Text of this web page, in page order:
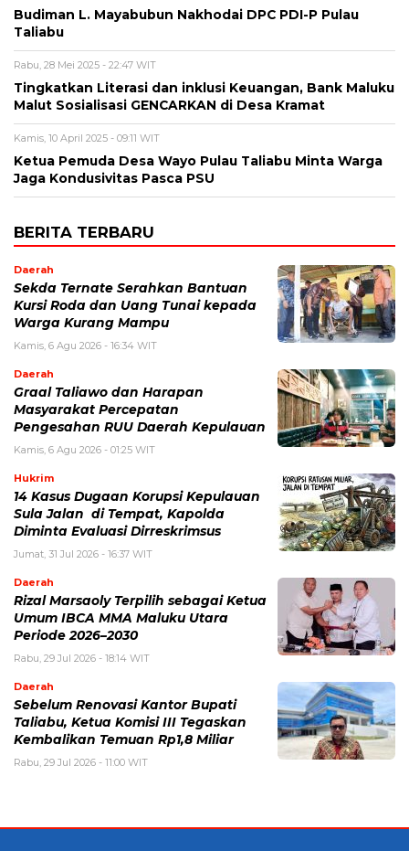
Budiman L. Mayabubun Nakhodai DPC PDI-P Pulau
Taliabu
Rabu, 28 Mei 2025 - 22:47 WIT
Tingkatkan Literasi dan inklusi Keuangan, Bank Maluku
Malut Sosialisasi GENCARKAN di Desa Kramat
Kamis, 10 April 2025 - 09:11 WIT
Ketua Pemuda Desa Wayo Pulau Taliabu Minta Warga
Jaga Kondusivitas Pasca PSU
BERITA TERBARU
Daerah
Sekda Ternate Serahkan Bantuan
Kursi Roda dan Uang Tunai kepada
Warga Kurang Mampu
Kamis, 6 Agu 2026 - 16:34 WIT
Daerah
Graal Taliawo dan Harapan
Masyarakat Percepatan
Pengesahan RUU Daerah Kepulauan
Kamis, 6 Agu 2026 - 01:25 WIT
Hukrim
14 Kasus Dugaan Korupsi Kepulauan
Sula Jalan di Tempat, Kapolda
Diminta Evaluasi Dirreskrimsus
Jumat, 31 Jul 2026 - 16:37 WIT
Daerah
Rizal Marsaoly Terpilih sebagai Ketua
Umum IBCA MMA Maluku Utara
Periode 2026–2030
Rabu, 29 Jul 2026 - 18:14 WIT
Daerah
Sebelum Renovasi Kantor Bupati
Taliabu, Ketua Komisi III Tegaskan
Kembalikan Temuan Rp1,8 Miliar
Rabu, 29 Jul 2026 - 11:00 WIT